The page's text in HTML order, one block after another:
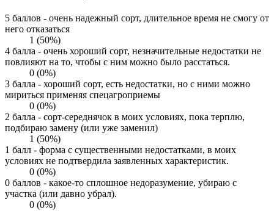
5 баллов - очень надежный сорт, длительное время не смогу от
него отказаться
1 (50%)
4 балла - очень хороший сорт, незначительные недостатки не
повлияют на то, чтобы с ним можно было расстаться.
0 (0%)
3 балла - хороший сорт, есть недостатки, но с ними можно
мириться применяя спецагроприемы
0 (0%)
2 балла - сорт-середнячок в моих условиях, пока терплю,
подбираю замену (или уже заменил)
1 (50%)
1 балл - форма с существенными недостатками, в моих
условиях не подтвердила заявленных характеристик.
0 (0%)
0 баллов - какое-то сплошное недоразумение, убираю с
участка (или давно убрал).
0 (0%)